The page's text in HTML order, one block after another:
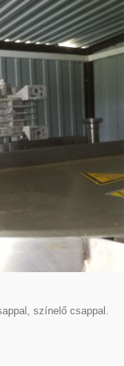
színelő csappal.